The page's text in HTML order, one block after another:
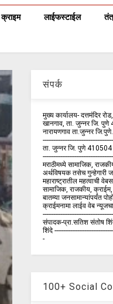
क्राइम लाईफस्टाईल
संपर्क
मुख्य कार्यालय- दत्तमंदिर
खानगाव, ता. जुन्नर जि. पुणे
नारायणगाव ता.जुन्नर जि.पुणे.
ता. जुन्नर जि. पुणे 410504
मराठीमध्ये सामाजिक,
अर्थविषयक तसेच गुन्हेगारी
महाराष्ट्रातील महत्वाची
सामाजिक, राजकीय,
बातम्या जनसामान्यांपर्यंत
क्राईमनामा लाईव वेब
संपादक-प्रा.सतिश संतोष
शिंदे
-
100+ Social